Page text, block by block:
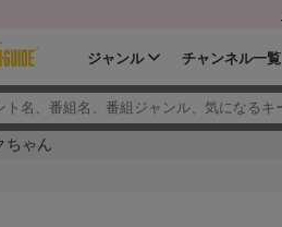
ジャンル チャンネル一覧
ちゃん